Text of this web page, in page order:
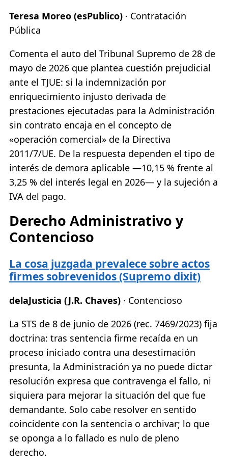
Teresa Moreo (esPublico) · Contratación
Pública
Comenta el auto del Tribunal Supremo de 28 de
mayo de 2026 que plantea cuestión prejudicial
ante el TJUE: si la indemnización por
enriquecimiento injusto derivada de
prestaciones ejecutadas para la Administración
sin contrato encaja en el concepto de
«operación comercial» de la Directiva
2011/7/UE. De la respuesta dependen el tipo de
interés de demora aplicable —10,15 % frente al
3,25 % del interés legal en 2026— y la sujeción a
IVA del pago.
Derecho Administrativo y
Contencioso
La cosa juzgada prevalece sobre actos
firmes sobrevenidos (Supremo dixit)
delaJusticia (J.R. Chaves) · Contencioso
La STS de 8 de junio de 2026 (rec. 7469/2023) fija
doctrina: tras sentencia firme recaída en un
proceso iniciado contra una desestimación
presunta, la Administración ya no puede dictar
resolución expresa que contravenga el fallo, ni
siquiera para mejorar la situación del que fue
demandante. Solo cabe resolver en sentido
coincidente con la sentencia o archivar; lo que
se oponga a lo fallado es nulo de pleno
derecho.